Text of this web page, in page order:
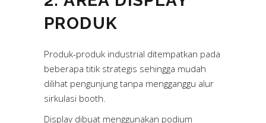
PRODUK
Produk-produk industrial ditempatkan pada
beberapa titik strategis sehingga mudah
dilihat pengunjung tanpa mengganggu alur
sirkulasi booth.
Display dibuat menggunakan podium